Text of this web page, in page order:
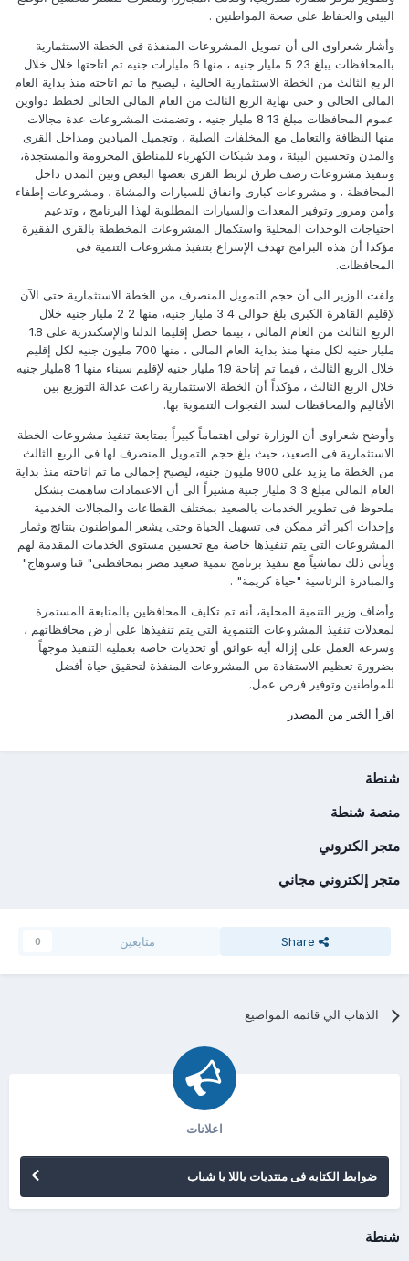
البيئى والحفاظ على صحة المواطنين .
وأشار شعراوى الى أن تمويل المشروعات المنفذة فى الخطة الاستثمارية
بالمحافظات يبلغ 23 5 مليار جنيه ، منها 6 مليارات جنيه تم اتاحتها خلال خلال
الربع الثالث من الخطة الاستثمارية الحالية ، ليصبح ما تم اتاحته منذ بداية العام
المالى الحالى و حتى نهاية الربع الثالث من العام المالى الحالى لخطط دواوين
عموم المحافظات مبلغ 13 8 مليار جنيه ، وتضمنت المشروعات عدة مجالات
منها النظافة والتعامل مع المخلفات الصلبة ، وتجميل الميادين ومداخل القرى
والمدن وتحسين البيئة ، ومد شبكات الكهرباء للمناطق المحرومة والمستجدة،
وتنفيذ مشروعات رصف طرق لربط القرى بعضها البعض وبين المدن داخل
المحافظة ، و مشروعات كبارى وانفاق للسيارات والمشاة ، ومشروعات إطفاء
وأمن ومرور وتوفير المعدات والسيارات المطلوبة لهذا البرنامج ، وتدعيم
احتياجات الوحدات المحلية واستكمال المشروعات المخططة بالقرى الفقيرة
مؤكدا أن هذه البرامج تهدف الإسراع بتنفيذ مشروعات التنمية فى
المحافظات.
ولفت الوزير الى أن حجم التمويل المنصرف من الخطة الاستثمارية حتى الآن
لإقليم القاهرة الكبرى بلغ حوالى 4 3 مليار جنيه، منها 2 2 مليار جنيه خلال
الربع الثالث من العام المالى ، بينما حصل إقليما الدلتا والإسكندرية على 1.8
مليار حنيه لكل منها منذ بداية العام المالى ، منها 700 مليون جنيه لكل إقليم
خلال الربع الثالث ، فيما تم إتاحة 1.9 مليار جنيه لإقليم سيناء منها 1 8مليار جنيه
خلال الربع الثالث ، مؤكداً أن الخطة الاستثمارية راعت عدالة التوزيع بين
الأقاليم والمحافظات لسد الفجوات التنموية بها.
وأوضح شعراوى أن الوزارة تولى اهتماماً كبيراً بمتابعة تنفيذ مشروعات الخطة
الاستثمارية فى الصعيد، حيث بلغ حجم التمويل المنصرف لها فى الربع الثالث
من الخطة ما يزيد على 900 مليون جنيه، ليصبح إجمالى ما تم اتاحته منذ بداية
العام المالى مبلغ 3 3 مليار جنية مشيراً الى أن الاعتمادات ساهمت بشكل
ملحوظ فى تطوير الخدمات بالصعيد بمختلف القطاعات والمجالات الخدمية
وإحداث أكبر أثر ممكن فى تسهيل الحياة وحتى يشعر المواطنون بنتائج وثمار
المشروعات التى يتم تنفيذها خاصة مع تحسين مستوى الخدمات المقدمة لهم
ويأتى ذلك تماشياً مع تنفيذ برنامج تنمية صعيد مصر بمحافظتى" قنا وسوهاج"
والمبادرة الرئاسية "حياة كريمة" .
وأضاف وزير التنمية المحلية، أنه تم تكليف المحافظين بالمتابعة المستمرة
لمعدلات تنفيذ المشروعات التنموية التى يتم تنفيذها على أرض محافظاتهم ،
وسرعة العمل على إزالة أية عوائق أو تحديات خاصة بعملية التنفيذ موجهاً
بضرورة تعظيم الاستفادة من المشروعات المنفذة لتحقيق حياة أفضل
للمواطنين وتوفير فرص عمل.
اقرأ الخبر من المصدر
شنطة
منصة شنطة
متجر الكتروني
متجر إلكتروني مجاني
Share متابعين 0
الذهاب الي قائمه المواضيع
اعلانات
ضوابط الكتابه فى منتديات ياللا يا شباب
شنطة